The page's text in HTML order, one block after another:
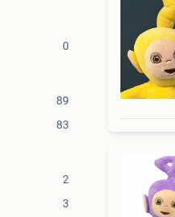
0
89
83
2
3